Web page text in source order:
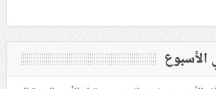
الأسبوع